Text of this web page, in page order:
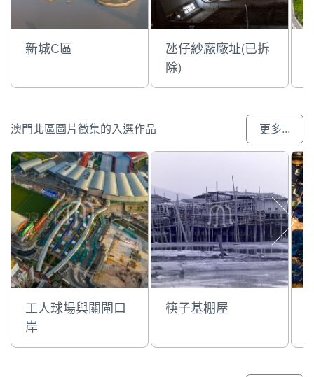
新城C區
氹仔紗廠廠址(已拆
除)
澳門北區圖片徵集的入選作品 更多...
工人球場與關閘口
岸
筷子基棚屋